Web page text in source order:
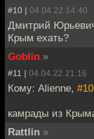
#10 | 04.04.22 14:40
Дмитрий
Крым ехать?
Goblin »
#11 | 04.04.22 21:16
Кому: Alienne, #10
камрады из
Rattlin »